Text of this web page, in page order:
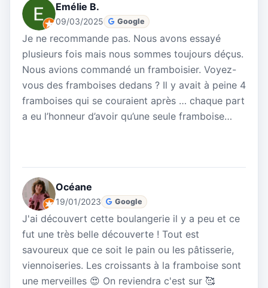
Emélie B.
09/03/2025 Google
Je ne recommande pas. Nous avons essayé
plusieurs fois mais nous sommes toujours déçus.
Nous avions commandé un framboisier. Voyez-
vous des framboises dedans ? Il y avait à peine 4
framboises qui se couraient après … chaque part
a eu l’honneur d’avoir qu’une seule framboise…
Océane
19/01/2023 Google
J'ai découvert cette boulangerie il y a peu et ce
fut une très belle découverte ! Tout est
savoureux que ce soit le pain ou les pâtisserie,
viennoiseries. Les croissants à la framboise sont
une merveilles 😍 On reviendra c'est sur 🥰